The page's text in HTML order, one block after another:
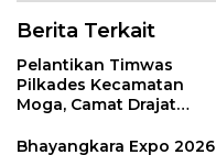
Berita Terkait
Pelantikan Timwas
Pilkades Kecamatan
Moga, Camat Drajat
Larangan
Bhayangkara Expo 2026